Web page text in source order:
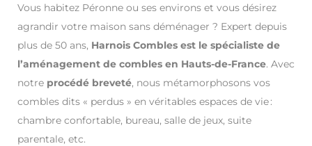
Vous habitez Péronne ou ses environs et vous désirez
agrandir votre maison sans déménager ? Expert depuis
plus de 50 ans, Harnois Combles est le spécialiste de
l’aménagement de combles en Hauts-de-France. Avec
notre procédé breveté, nous métamorphosons vos
combles dits « perdus » en véritables espaces de vie :
chambre confortable, bureau, salle de jeux, suite
parentale, etc.